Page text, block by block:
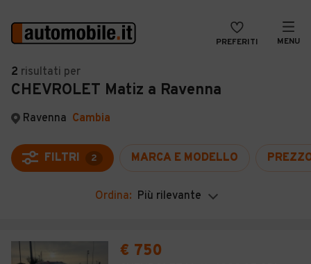
PREFERITI MENU
Auto
Auto usate
Auto Km 0
Auto Nuove
Noleggio a lungo termine
Moto
VENDI
MAGAZINE
ACCEDI
2 risultati per
CHEVROLET Matiz a Ravenna
Ravenna Cambia
FILTRI 2 MARCA E MODELLO
Ordina: Più rilevante
€ 750